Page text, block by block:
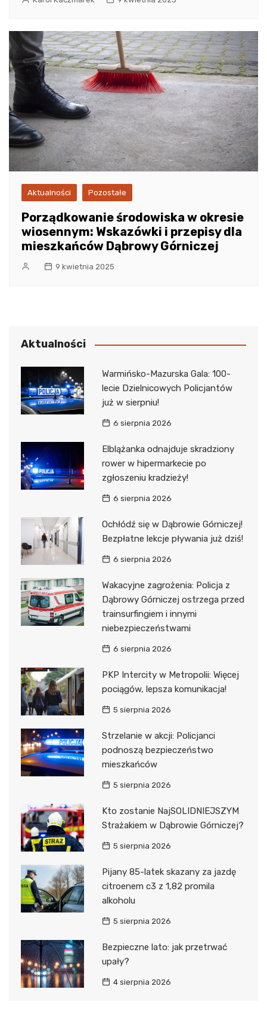
Aktualności Pozostałe
Porządkowanie środowiska w okresie
wiosennym: Wskazówki i przepisy dla
mieszkańców Dąbrowy Górniczej
9 kwietnia 2025
Aktualności
Warmińsko-Mazurska Gala: 100-
lecie Dzielnicowych Policjantów
już w sierpniu!
6 sierpnia 2026
Elblążanka odnajduje skradziony
rower w hipermarkecie po
zgłoszeniu kradzieży!
6 sierpnia 2026
Ochłódź się w Dąbrowie Górniczej!
Bezpłatne lekcje pływania już dziś!
6 sierpnia 2026
Wakacyjne zagrożenia: Policja z
Dąbrowy Górniczej ostrzega przed
trainsurfingiem i innymi
niebezpieczeństwami
6 sierpnia 2026
PKP Intercity w Metropolii: Więcej
pociągów, lepsza komunikacja!
5 sierpnia 2026
Strzelanie w akcji: Policjanci
podnoszą bezpieczeństwo
mieszkańców
5 sierpnia 2026
Kto zostanie NajSOLIDNIEJSZYM
Strażakiem w Dąbrowie Górniczej?
5 sierpnia 2026
Pijany 85-latek skazany za jazdę
citroenem c3 z 1,82 promila
alkoholu
5 sierpnia 2026
Bezpieczne lato: jak przetrwać
upały?
4 sierpnia 2026